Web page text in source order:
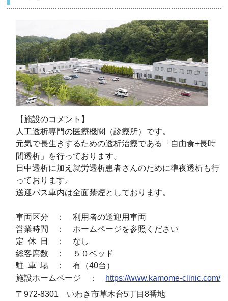
【施設のコメント】
人工透析専門の医療機関（診療所）です。
元気で長生きするための透析治療である「自由食+長時
間透析」を行っております。
日中透析に加え就労透析患者さんのために準夜透析も行
っております。
送迎バス車内は全面禁煙としております。
車両区分 ： 利用者の送迎用車両
営業時間 ： ホームページを参照ください
定 休 日 ： なし
総客席数 ： ５０ベッド
駐 車 場 ： 有（40台）
施設ホームページ ： https://www.kamome-clinic.com/
〒972-8301 いわき市草木台5丁目8番地